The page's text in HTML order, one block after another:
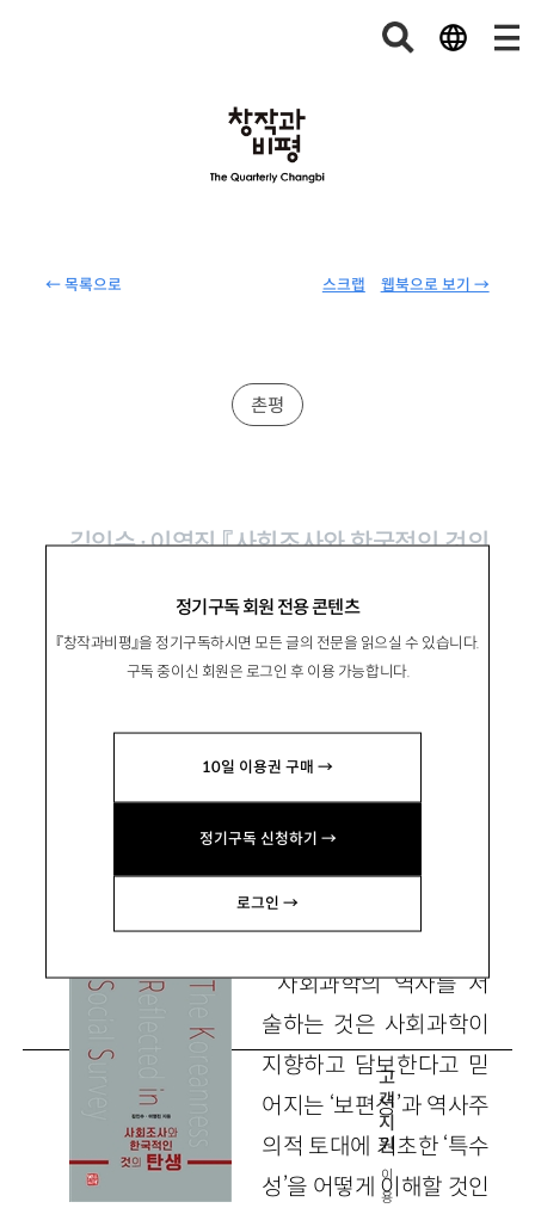
← 목록으로 웹북으로 보기 →
스크랩
정기구독 회원 전용 콘텐츠
『창작과비평』을 정기구독하시면 모든 글의 전문을 읽으실 수 있습니다.
구독 중이신 회원은 로그인 후 이용 가능합니다.
10일 이용권 구매 →
정기구독 신청하기 →
로그인 →
촌평
김인수·이영진 『사회조사와 한국적인 것의
‘한국적인 것’의 보편성과 특수성
사회과학의 역사를 서
술하는 것은 사회과학이
지향하고 담보한다고 믿
어지는 ‘보편성’과 역사주
의적 토대에 기초한 ‘특수
성’을 어떻게 이해할 것인
고
객
지
원
이
용